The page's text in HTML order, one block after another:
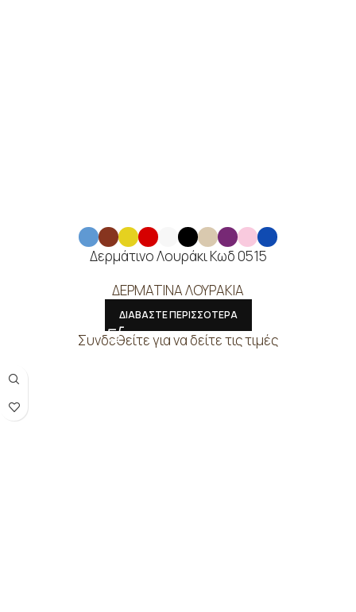
Δερμάτινο Λουράκι Κωδ 0515
ΔΕΡΜΑΤΙΝΑ ΛΟΥΡΑΚΙΑ
ΔΙΑΒΑΣΤΕ ΠΕΡΙΣΣΟΤΕΡΑ
Συνδεθείτε για να δείτε τις τιμές